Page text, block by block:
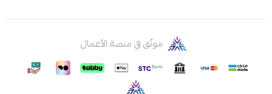
موثّق في منصة الأعمال